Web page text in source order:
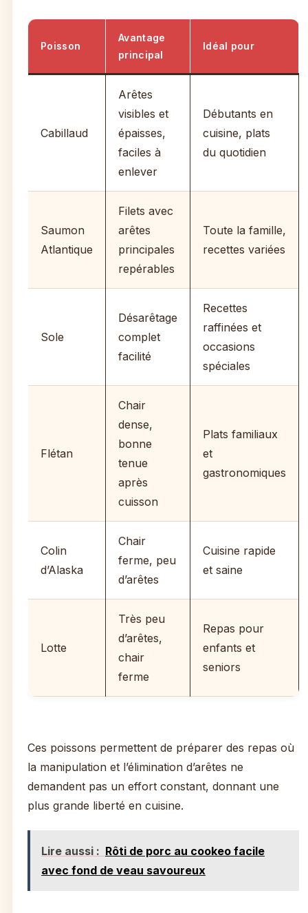
Poisson
Avantage
principal
Idéal pour
Cabillaud
Arêtes
visibles et
épaisses,
faciles à
enlever
Débutants en
cuisine, plats
du quotidien
Saumon
Atlantique
Filets avec
arêtes
principales
repérables
Toute la famille,
recettes variées
Sole
Désarêtage
complet
facilité
Recettes
raffinées et
occasions
spéciales
Flétan
Chair
dense,
bonne
tenue
après
cuisson
Plats familiaux
et
gastronomiques
Colin
d’Alaska
Chair
ferme, peu
d’arêtes
Cuisine rapide
et saine
Lotte
Très peu
d’arêtes,
chair
ferme
Repas pour
enfants et
seniors
Ces poissons permettent de préparer des repas où
la manipulation et l’élimination d’arêtes ne
demandent pas un effort constant, donnant une
plus grande liberté en cuisine.
Lire aussi : Rôti de porc au cookeo facile
avec fond de veau savoureux